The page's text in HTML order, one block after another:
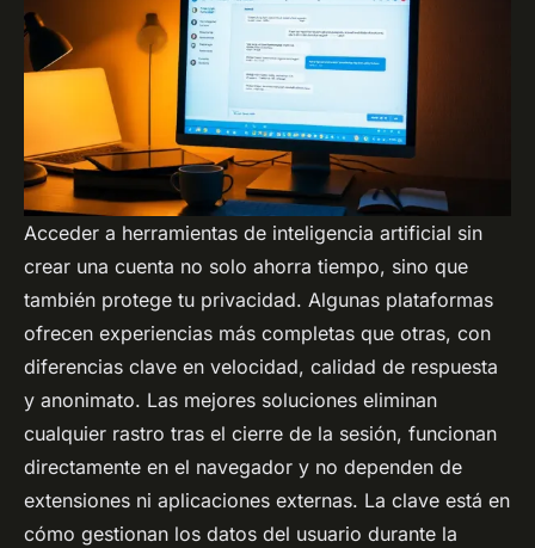
Acceder a herramientas de inteligencia artificial sin
crear una cuenta no solo ahorra tiempo, sino que
también protege tu privacidad. Algunas plataformas
ofrecen experiencias más completas que otras, con
diferencias clave en velocidad, calidad de respuesta
y anonimato. Las mejores soluciones eliminan
cualquier rastro tras el cierre de la sesión, funcionan
directamente en el navegador y no dependen de
extensiones ni aplicaciones externas. La clave está en
cómo gestionan los datos del usuario durante la